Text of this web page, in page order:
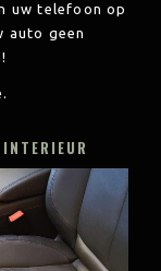
uw telefoon op
auto geen
INTERIEUR